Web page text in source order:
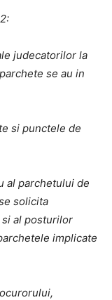
judecatorilor la
se au in
si punctele de
al parchetului de
solicita
al posturilor
implicate